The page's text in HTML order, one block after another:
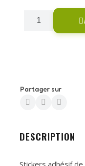
Partager sur
DESCRIPTION